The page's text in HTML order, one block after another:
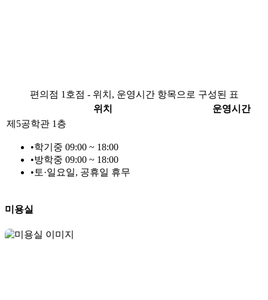
편의점 1호점 - 위치, 운영시간 항목으로 구성된 표
위치
운영시간
제5공학관 1층
•학기중 09:00 ~ 18:00
•방학중 09:00 ~ 18:00
•토·일요일, 공휴일 휴무
미용실